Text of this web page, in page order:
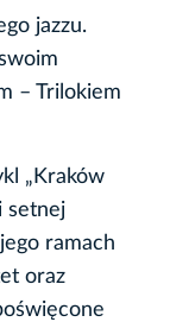
jazzu.
– Trilokiem
„Kraków
setnej
ramach
oraz